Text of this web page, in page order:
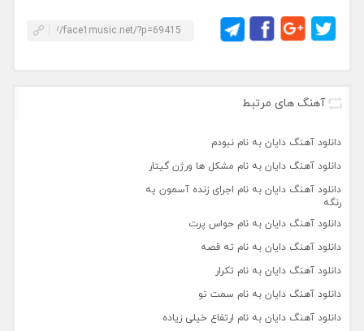
آهنگ های مرتبط
دانلود آهنگ دایان به نام نبودم
دانلود آهنگ دایان به نام مشکل ها ورژن گیتار
دانلود آهنگ دایان به نام اجرای زنده آسمون یه
رنگه
دانلود آهنگ دایان به نام حواس پرت
دانلود آهنگ دایان به نام ته قصه
دانلود آهنگ دایان به نام تکرار
دانلود آهنگ دایان به نام سمت تو
دانلود آهنگ دایان به نام ارتفاع خیلی زیاده